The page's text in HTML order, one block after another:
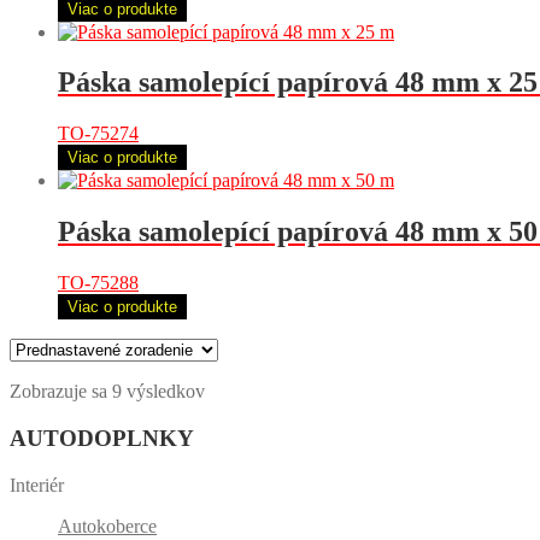
Viac o produkte
Páska samolepící papírová 48 mm x
TO-75274
Viac o produkte
Páska samolepící papírová 48 mm x
TO-75288
Viac o produkte
Zobrazuje sa 9 výsledkov
AUTODOPLNKY
Interiér
Autokoberce